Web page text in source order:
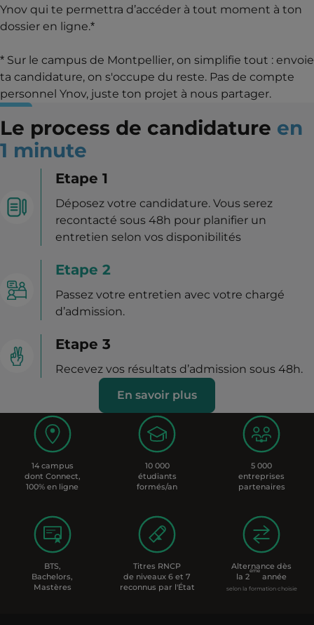
Ynov qui te permettra d’accéder à tout moment à ton
dossier en ligne.*
* Sur le campus de Montpellier, on simplifie tout : envoie
ta candidature, on s'occupe du reste. Pas de compte
personnel Ynov, juste ton projet à nous partager.
Le process de candidature en
1 minute
Etape 1
Déposez votre candidature. Vous serez
recontacté sous 48h pour planifier un
entretien selon vos disponibilités
Etape 2
Passez votre entretien avec votre chargé
d’admission.
Etape 3
Recevez vos résultats d’admission sous 48h.
En savoir plus
14 campus
dont Connect,
100% en ligne
10 000
étudiants
formés/an
5 000
entreprises
partenaires
BTS,
Bachelors,
Mastères
Titres RNCP
de niveaux 6 et 7
reconnus par l'État
Alternance dès
la 2
ème
année
selon la formation choisie